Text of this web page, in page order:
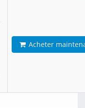
Acheter